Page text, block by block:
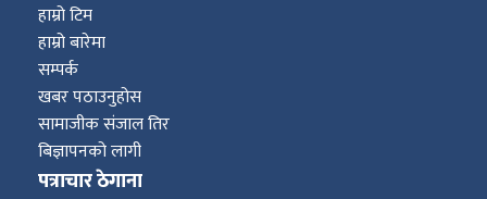
हाम्रो टिम
हाम्रो बारेमा
सम्पर्क
खबर पठाउनुहोस
सामाजीक संजाल तिर
बिज्ञापनको लागी
पत्राचार ठेगाना